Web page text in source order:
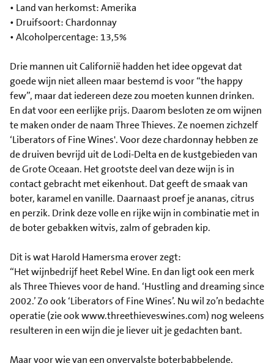
• Land van herkomst: Amerika
• Druifsoort: Chardonnay
• Alcoholpercentage: 13,5%
Drie mannen uit Californië hadden het idee opgevat dat
goede wijn niet alleen maar bestemd is voor “the happy
few”, maar dat iedereen deze zou moeten kunnen drinken.
En dat voor een eerlijke prijs. Daarom besloten ze om wijnen
te maken onder de naam Three Thieves. Ze noemen zichzelf
‘Liberators of Fine Wines'. Voor deze chardonnay hebben ze
de druiven bevrijd uit de Lodi-Delta en de kustgebieden van
de Grote Oceaan. Het grootste deel van deze wijn is in
contact gebracht met eikenhout. Dat geeft de smaak van
boter, karamel en vanille. Daarnaast proef je ananas, citrus
en perzik. Drink deze volle en rijke wijn in combinatie met in
de boter gebakken witvis, zalm of gebraden kip.
Dit is wat Harold Hamersma erover zegt:
“Het wijnbedrijf heet Rebel Wine. En dan ligt ook een merk
als Three Thieves voor de hand. ‘Hustling and dreaming since
2002.’ Zo ook ‘Liberators of Fine Wines’. Nu wil zo’n bedachte
operatie (zie ook www.threethieveswines.com) nog weleens
resulteren in een wijn die je liever uit je gedachten bant.
Maar voor wie van een onvervalste boterbabbelende,